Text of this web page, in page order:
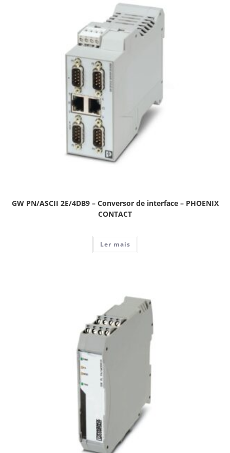
GW PN/ASCII 2E/4DB9 – Conversor de interface – PHOENIX
CONTACT
Ler mais